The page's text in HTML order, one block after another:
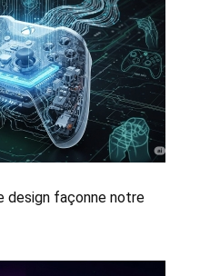
design façonne notre